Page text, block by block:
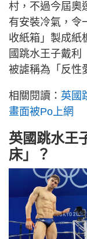
村，不過今屆奧
有安裝冷氣，令
收紙箱」製成紙
國跳水王子戴利
被謔稱為「反性
相關閱讀： 英國
畫面被Po上網
英國跳水王
床」？